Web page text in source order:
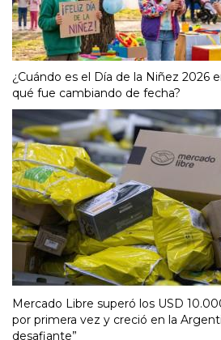
¿Cuándo es el Día de la Niñez 2026
qué fue cambiando de fecha?
Mercado Libre superó los USD
por primera vez y creció en la
desafiante”